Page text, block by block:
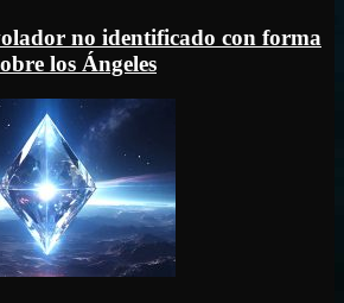
no identificado con forma
los Ángeles